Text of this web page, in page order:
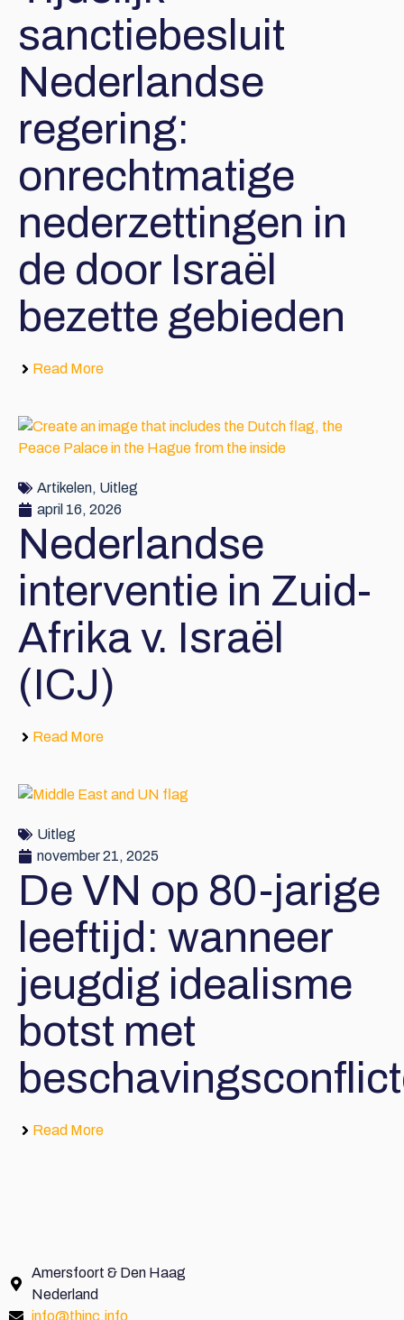
sanctiebesluit
Nederlandse
regering:
onrechtmatige
nederzettingen in
de door Israël
bezette gebieden
Read More
Artikelen, Uitleg
april 16, 2026
Nederlandse
interventie in Zuid-
Afrika v. Israël
(ICJ)
Read More
Uitleg
november 21, 2025
De VN op 80-jarige
leeftijd: wanneer
jeugdig idealisme
botst met
Read More
Amersfoort & Den Haag
Nederland
info@thinc.info